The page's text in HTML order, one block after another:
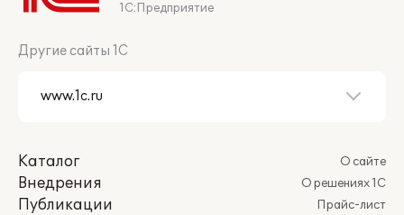
1С:Предприятие
Другие сайты 1С
Каталог
Внедрения
Публикации
О сайте
О решениях 1С
Прайс-лист